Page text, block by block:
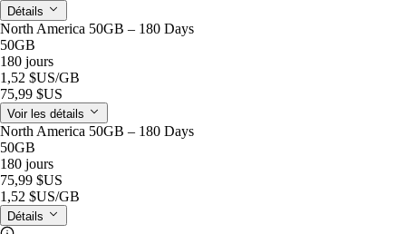
Détails
North America 50GB – 180 Days
50GB
180 jours
1,52 $US/GB
75,99 $US
Voir les détails
North America 50GB – 180 Days
50GB
180 jours
75,99 $US
1,52 $US/GB
Détails